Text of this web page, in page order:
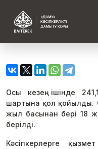
Осы кезең ішінде
шартына қол қойылды.
жыл басынан бері 18
берілді.
Кәсіпкерлерге